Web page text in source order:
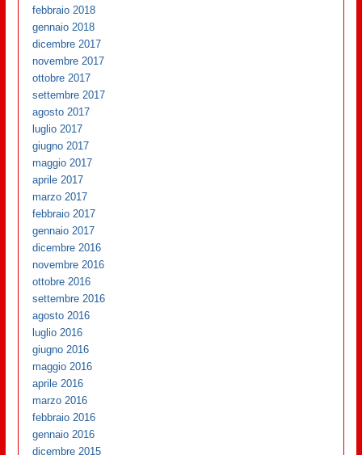
febbraio 2018
gennaio 2018
dicembre 2017
novembre 2017
ottobre 2017
settembre 2017
agosto 2017
luglio 2017
giugno 2017
maggio 2017
aprile 2017
marzo 2017
febbraio 2017
gennaio 2017
dicembre 2016
novembre 2016
ottobre 2016
settembre 2016
agosto 2016
luglio 2016
giugno 2016
maggio 2016
aprile 2016
marzo 2016
febbraio 2016
gennaio 2016
dicembre 2015